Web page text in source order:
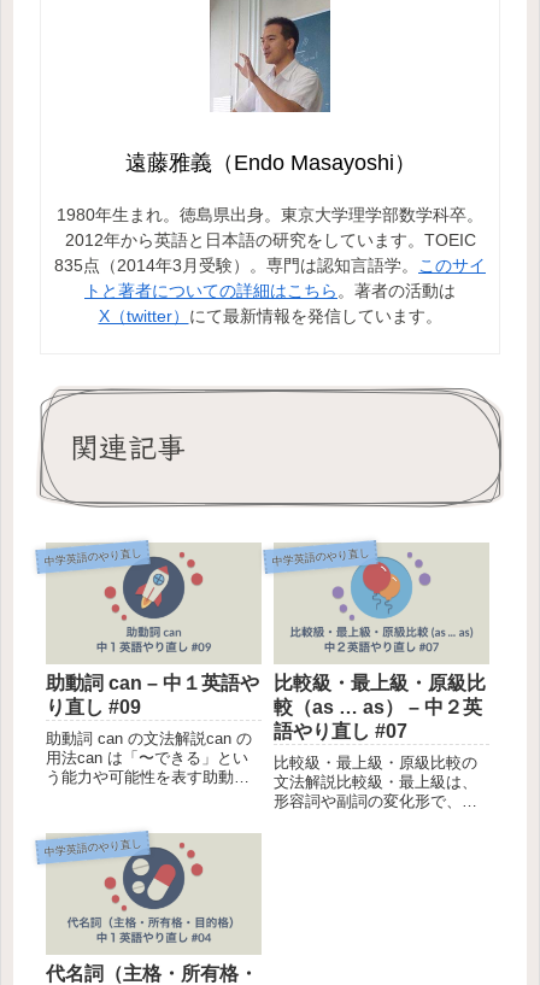
遠藤雅義（Endo Masayoshi）
1980年生まれ。徳島県出身。東京大学理学部数学科卒。
2012年から英語と日本語の研究をしています。TOEIC
835点（2014年3月受験）。専門は認知言語学。 このサイ
トと著者についての詳細はこちら。著者の活動は
X（twitter） にて最新情報を発信しています。
関連記事
中学英語のやり直し
助動詞 can – 中１英語や
り直し #09
助動詞 can の文法解説can の
用法can は「〜できる」とい
う能力や可能性を表す助動詞
日本語訳能力を表すI can
swim.私は泳ぐことができま
す。She can play the...
中学英語のやり直し
比較級・最上級・原級比
較（as … as） – 中２英
語やり直し #07
比較級・最上級・原級比較の
文法解説比較級・最上級は、
形容詞や副詞の変化形で、も
中学英語のやり直し
代名詞（主格・所有格・